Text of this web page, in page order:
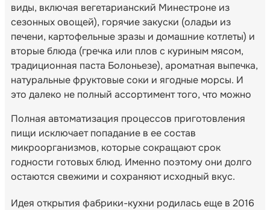
виды, включая вегетарианский Минестроне из
сезонных овощей), горячие закуски (оладьи из
печени, картофельные зразы и домашние котлеты) и
вторые блюда (гречка или плов с куриным мясом,
традиционная паста Болоньезе), ароматная выпечка,
натуральные фруктовые соки и ягодные морсы. И
это далеко не полный ассортимент того, что можно
Полная автоматизация процессов приготовления
пищи исключает попадание в ее состав
микроорганизмов, которые сокращают срок
годности готовых блюд. Именно поэтому они долго
остаются свежими и сохраняют исходный вкус.
Идея открытия фабрики-кухни родилась еще в 2016